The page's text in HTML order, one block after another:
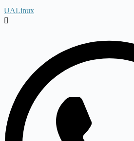
UALinux